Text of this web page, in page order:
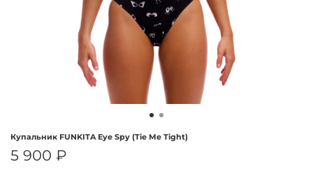
Купальник FUNKITA Eye Spy (Tie Me Tight)
5 900 ₽